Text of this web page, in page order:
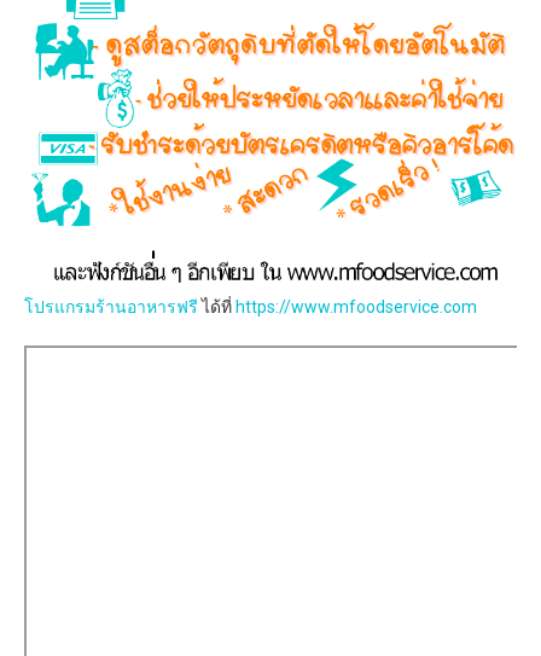
โปรแกรมร้านอาหารฟรีได้ที่ https://www.mfoodservice.com